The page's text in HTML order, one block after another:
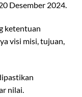
Desember 2024.
ketentuan
visi misi, tujuan,
nilai.